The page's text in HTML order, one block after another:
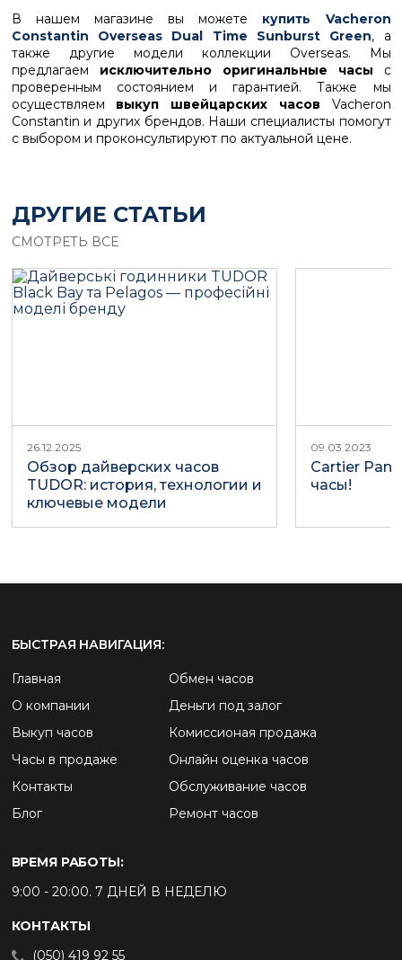
В нашем магазине вы можете купить Vacheron
Constantin Overseas Dual Time Sunburst Green, а
также другие модели коллекции Overseas. Мы
предлагаем исключительно оригинальные часы с
проверенным состоянием и гарантией. Также мы
осуществляем выкуп швейцарских часов Vacheron
Constantin и других брендов. Наши специалисты помогут
с выбором и проконсультируют по актуальной цене.
ДРУГИЕ СТАТЬИ
СМОТРЕТЬ ВСЕ
26.12.2025
Обзор дайверских часов
TUDOR: история, технологии и
ключевые модели
09.03.2023
Cartier
часы!
БЫСТРАЯ НАВИГАЦИЯ:
Главная
О компании
Выкуп часов
Часы в продаже
Контакты
Блог
Обмен часов
Деньги под залог
Комиссионая продажа
Онлайн оценка часов
Обслуживание часов
Ремонт часов
ВРЕМЯ РАБОТЫ:
9:00 - 20:00. 7 ДНЕЙ В НЕДЕЛЮ
КОНТАКТЫ
(050) 419 92 55